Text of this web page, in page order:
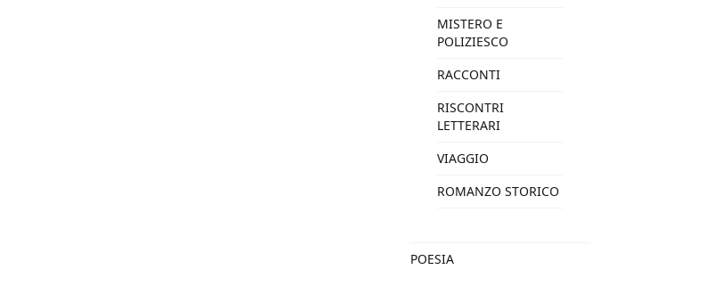
MISTERO E
POLIZIESCO
RACCONTI
RISCONTRI
LETTERARI
VIAGGIO
ROMANZO STORICO
POESIA